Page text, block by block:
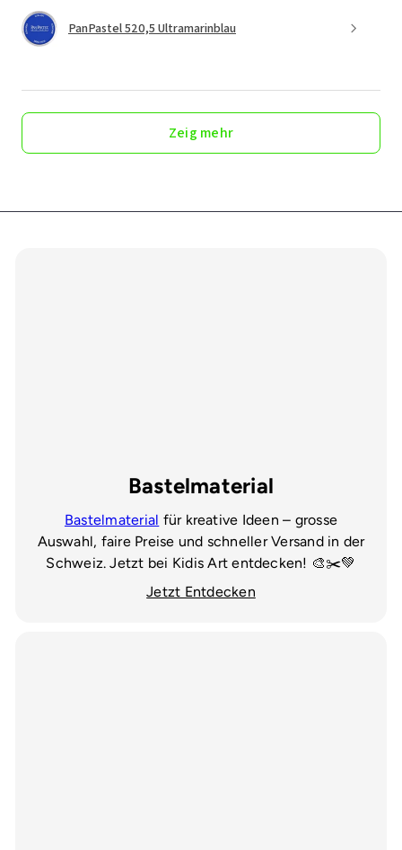
PanPastel 520,5 Ultramarinblau
Zeig mehr
Bastelmaterial
Bastelmaterial für kreative Ideen – grosse
Auswahl, faire Preise und schneller Versand in der
Schweiz. Jetzt bei Kidis Art entdecken! 🎨✂️💚
Jetzt Entdecken